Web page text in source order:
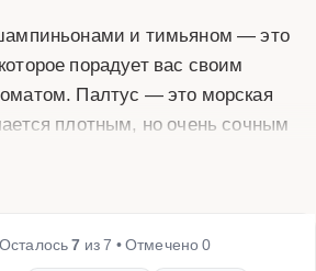
и тимьяном — это
порадует вас своим
Палтус — это морская
плотным, но очень сочным
делая блюдо особенно вкусным.
Для приготовления этого блюда
Осталось7 из7 • Отмечено0